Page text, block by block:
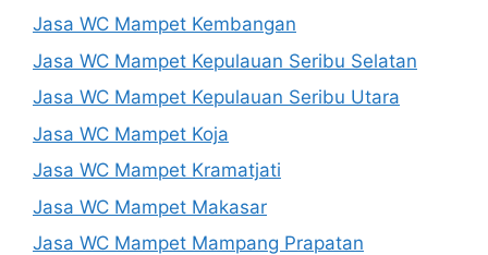
Jasa WC Mampet Kembangan
Jasa WC Mampet Kepulauan Seribu Selatan
Jasa WC Mampet Kepulauan Seribu Utara
Jasa WC Mampet Koja
Jasa WC Mampet Kramatjati
Jasa WC Mampet Makasar
Jasa WC Mampet Mampang Prapatan